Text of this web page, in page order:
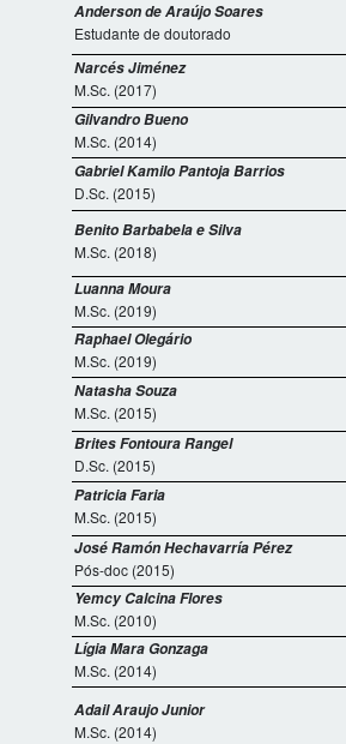
Anderson de Araújo Soares
Estudante de doutorado
Narcés Jiménez
M.Sc. (2017)
Gilvandro Bueno
M.Sc. (2014)
Gabriel Kamilo Pantoja Barrios
D.Sc. (2015)
Benito Barbabela e Silva
M.Sc. (2018)
Luanna Moura
M.Sc. (2019)
Raphael Olegário
M.Sc. (2019)
Natasha Souza
M.Sc. (2015)
Brites Fontoura Rangel
D.Sc. (2015)
Patricia Faria
M.Sc. (2015)
José Ramón Hechavarría Pérez
Pós-doc (2015)
Yemcy Calcina Flores
M.Sc. (2010)
Lígia Mara Gonzaga
M.Sc. (2014)
Adail Araujo Junior
M.Sc. (2014)